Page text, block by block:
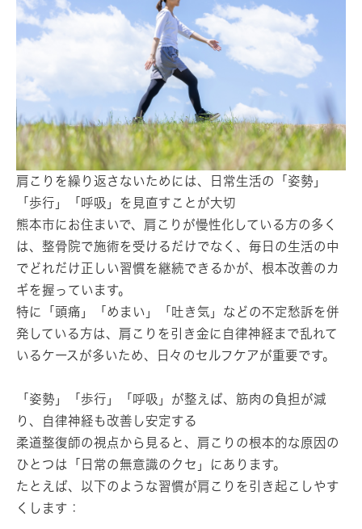
肩こりを繰り返さないためには、日常生活の「姿勢」
「歩行」「呼吸」を見直すことが大切
熊本市にお住まいで、肩こりが慢性化している方の多く
は、整骨院で施術を受けるだけでなく、毎日の生活の中
でどれだけ正しい習慣を継続できるかが、根本改善のカ
ギを握っています。
特に「頭痛」「めまい」「吐き気」などの不定愁訴を併
発している方は、肩こりを引き金に自律神経まで乱れて
いるケースが多いため、日々のセルフケアが重要です。
「姿勢」「歩行」「呼吸」が整えば、筋肉の負担が減
り、自律神経も改善し安定する
柔道整復師の視点から見ると、肩こりの根本的な原因の
ひとつは「日常の無意識のクセ」にあります。
たとえば、以下のような習慣が肩こりを引き起こしやす
くします：